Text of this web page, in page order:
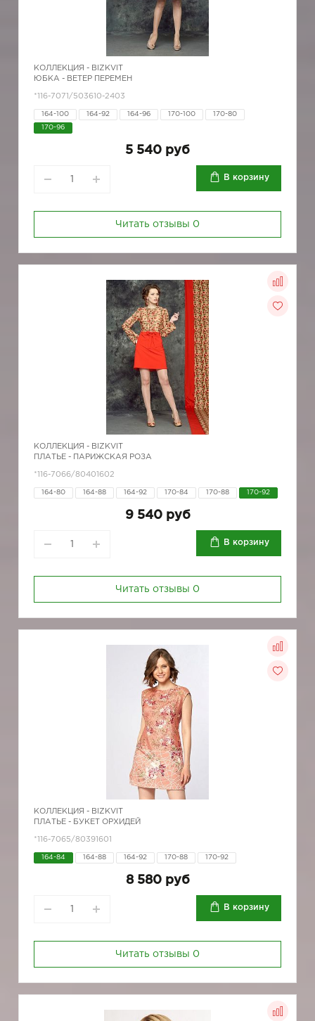
КОЛЛЕКЦИЯ - BIZKVIT
ЮБКА - ВЕТЕР ПЕРЕМЕН
*116-7071/503610-2403
164-100 164-92 164-96 170-100 170-80
170-96
5 540 руб
В корзину
Читать отзывы 0
КОЛЛЕКЦИЯ - BIZKVIT
ПЛАТЬЕ - ПАРИЖСКАЯ РОЗА
*116-7066/80401602
164-80 164-88 164-92 170-84 170-88 170-92
9 540 руб
В корзину
Читать отзывы 0
КОЛЛЕКЦИЯ - BIZKVIT
ПЛАТЬЕ - БУКЕТ ОРХИДЕЙ
*116-7065/80391601
164-84 164-88 164-92 170-88 170-92
8 580 руб
В корзину
Читать отзывы 0